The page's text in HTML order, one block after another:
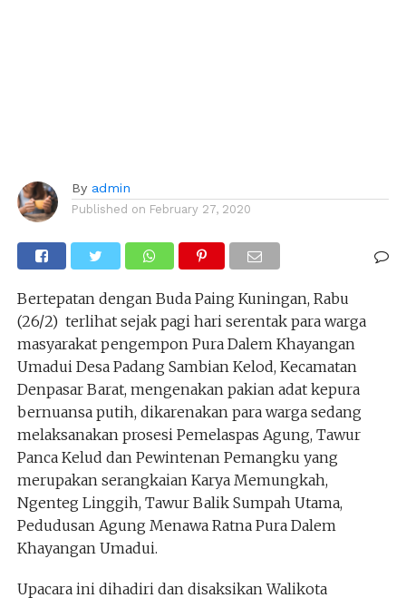
By admin
Published on February 27, 2020
Bertepatan dengan Buda Paing Kuningan, Rabu
(26/2) terlihat sejak pagi hari serentak para warga
masyarakat pengempon Pura Dalem Khayangan
Umadui Desa Padang Sambian Kelod, Kecamatan
Denpasar Barat, mengenakan pakian adat kepura
bernuansa putih, dikarenakan para warga sedang
melaksanakan prosesi Pemelaspas Agung, Tawur
Panca Kelud dan Pewintenan Pemangku yang
merupakan serangkaian Karya Memungkah,
Ngenteg Linggih, Tawur Balik Sumpah Utama,
Pedudusan Agung Menawa Ratna Pura Dalem
Khayangan Umadui.
Upacara ini dihadiri dan disaksikan Walikota